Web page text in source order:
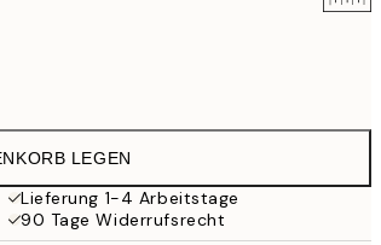
LEGEN
Lieferung 1-4 Arbeitstage
90 Tage Widerrufsrecht